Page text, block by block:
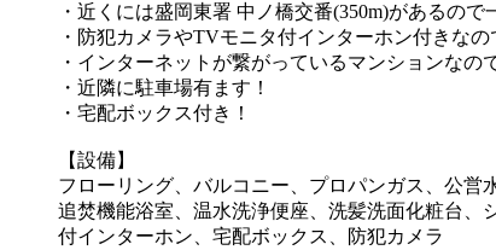
・近くには盛岡東署 中ノ橋交番(350m)があるので
・防犯カメラやTVモニタ付インターホン付きなの
・インターネットが繋がっているマンションなの
・近隣に駐車場有ます！
・宅配ボックス付き！
【設備】
フローリング、バルコニー、プロパンガス、公営
追焚機能浴室、温水洗浄便座、洗髪洗面化粧台、
付インターホン、宅配ボックス、防犯カメラ